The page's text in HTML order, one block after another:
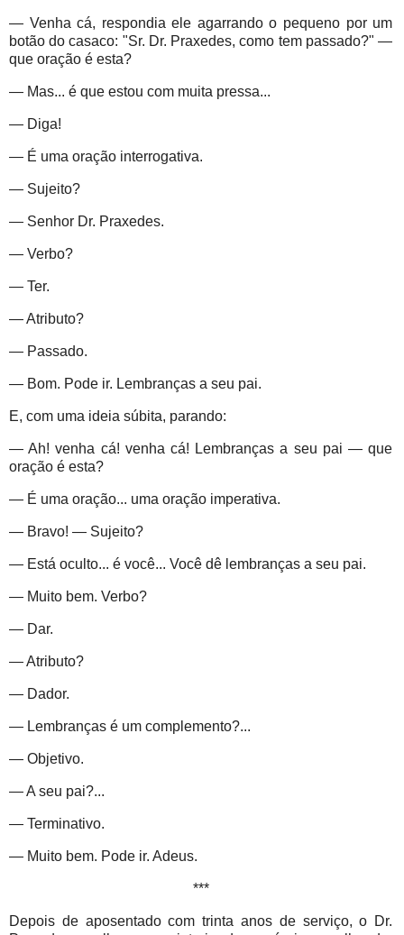
— Venha cá, respondia ele agarrando o pequeno por um
botão do casaco: "Sr. Dr. Praxedes, como tem passado?" —
que oração é esta?
— Mas... é que estou com muita pressa...
— Diga!
— É uma oração interrogativa.
— Sujeito?
— Senhor Dr. Praxedes.
— Verbo?
— Ter.
— Atributo?
— Passado.
— Bom. Pode ir. Lembranças a seu pai.
E, com uma ideia súbita, parando:
— Ah! venha cá! venha cá! Lembranças a seu pai — que
oração é esta?
— É uma oração... uma oração imperativa.
— Bravo! — Sujeito?
— Está oculto... é você... Você dê lembranças a seu pai.
— Muito bem. Verbo?
— Dar.
— Atributo?
— Dador.
— Lembranças é um complemento?...
— Objetivo.
— A seu pai?...
— Terminativo.
— Muito bem. Pode ir. Adeus.
***
Depois de aposentado com trinta anos de serviço, o Dr.